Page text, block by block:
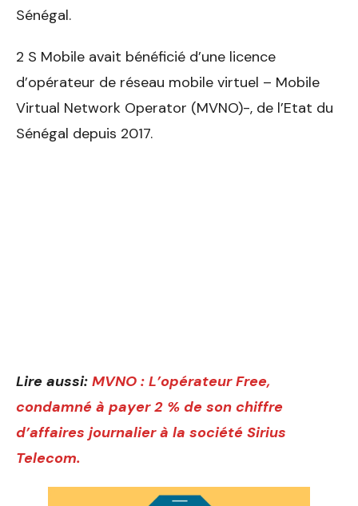
Sénégal.
2 S Mobile avait bénéficié d’une licence
d’opérateur de réseau mobile virtuel – Mobile
Virtual Network Operator (MVNO)-, de l’Etat du
Sénégal depuis 2017.
Lire aussi: MVNO : L’opérateur Free,
condamné à payer 2 % de son chiffre
d’affaires journalier à la société Sirius
Telecom.